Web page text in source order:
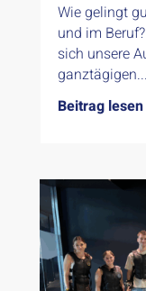
Wie gelingt
und im
sich unsere
ganztägigen...
Beitrag lesen